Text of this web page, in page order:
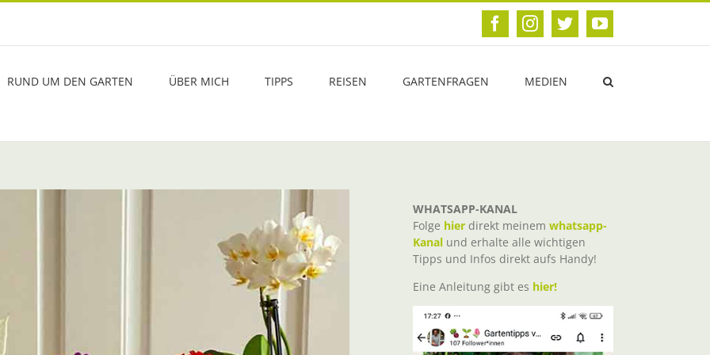
FacebookInstagram
TwitterYouTube
RUND UM DEN GARTEN ÜBER MICH TIPPS REISEN GARTENFRAGEN MEDIEN
WHATSAPP-KANAL
Folge hier direkt meinem whatsapp-
Kanal und erhalte alle wichtigen
Tipps und Infos direkt aufs Handy!
Eine Anleitung gibt es hier!